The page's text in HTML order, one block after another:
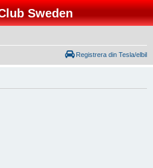
Sweden
Registrera din Tesla/elbil